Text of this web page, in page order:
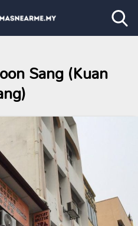
Sang (Kuan